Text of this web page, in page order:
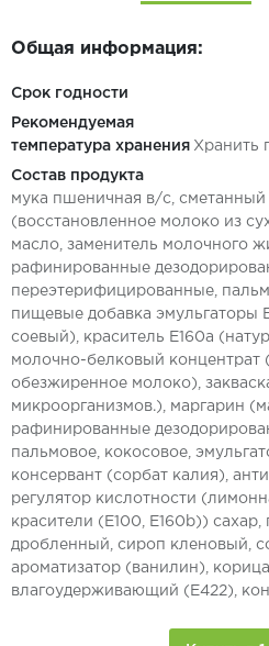
Общая информация:
Срок годности
Рекомендуемая
температура хранения Хранить
Состав продукта
мука пшеничная в/с, сметанный
(восстановленное молоко из
масло, заменитель молочного
рафинированные
переэтерифицированные,
пищевые добавка эмульгаторы
соевый), краситель Е160а
молочно-белковый концентрат
обезжиренное молоко),
микроорганизмов.), маргарин
рафинированные
пальмовое, кокосовое,
консервант (сорбат калия),
регулятор кислотности
красители (Е100, Е160b)) сахар,
дробленный, сироп кленовый,
ароматизатор (ванилин),
влагоудерживающий (Е422),